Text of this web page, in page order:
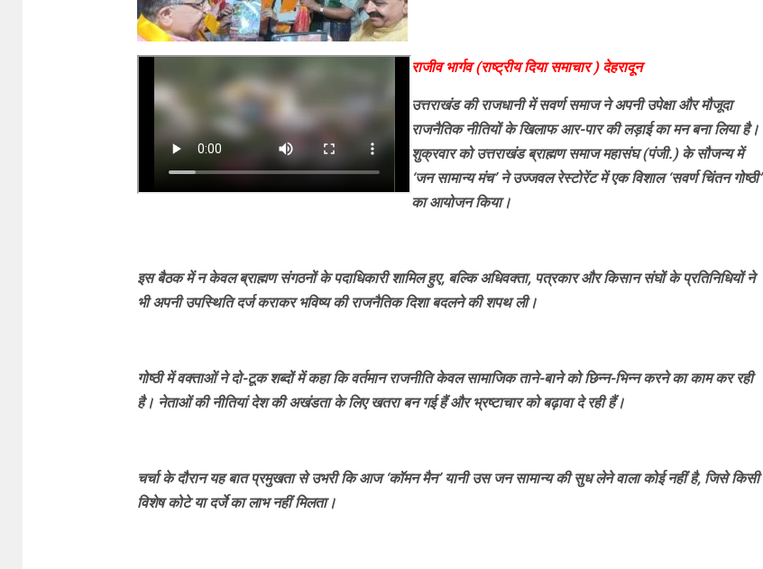
राजीव भार्गव (राष्ट्रीय दिया समाचार ) देहरादून
उत्तराखंड की राजधानी में सवर्ण समाज ने अपनी उपेक्षा और मौजूदा
राजनैतिक नीतियों के खिलाफ आर-पार की लड़ाई का मन बना लिया है।
शुक्रवार को उत्तराखंड ब्राह्मण समाज महासंघ (पंजी.) के सौजन्य में
‘जन सामान्य मंच’ ने उज्जवल रेस्टोरेंट में एक विशाल ‘सवर्ण चिंतन गोष्ठी’
का आयोजन किया।
इस बैठक में न केवल ब्राह्मण संगठनों के पदाधिकारी शामिल हुए, बल्कि अधिवक्ता, पत्रकार और किसान संघों के प्रतिनिधियों ने
भी अपनी उपस्थिति दर्ज कराकर भविष्य की राजनैतिक दिशा बदलने की शपथ ली।
गोष्ठी में वक्ताओं ने दो-टूक शब्दों में कहा कि वर्तमान राजनीति केवल सामाजिक ताने-बाने को छिन्न-भिन्न करने का काम कर रही
है। नेताओं की नीतियां देश की अखंडता के लिए खतरा बन गई हैं और भ्रष्टाचार को बढ़ावा दे रही हैं।
चर्चा के दौरान यह बात प्रमुखता से उभरी कि आज ‘कॉमन मैन’ यानी उस जन सामान्य की सुध लेने वाला कोई नहीं है, जिसे किसी
विशेष कोटे या दर्जे का लाभ नहीं मिलता।